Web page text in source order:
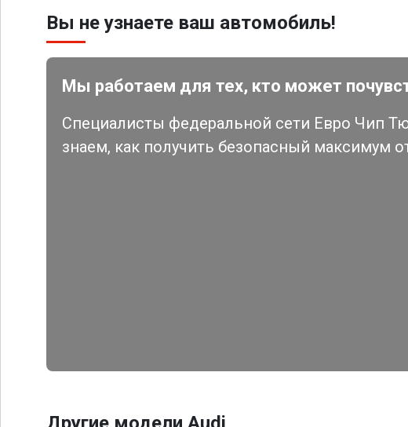
Вы не узнаете ваш автомобиль!
Мы работаем для тех, кто может
Специалисты федеральной сети Евро Чип
знаем, как получить безопасный максимум